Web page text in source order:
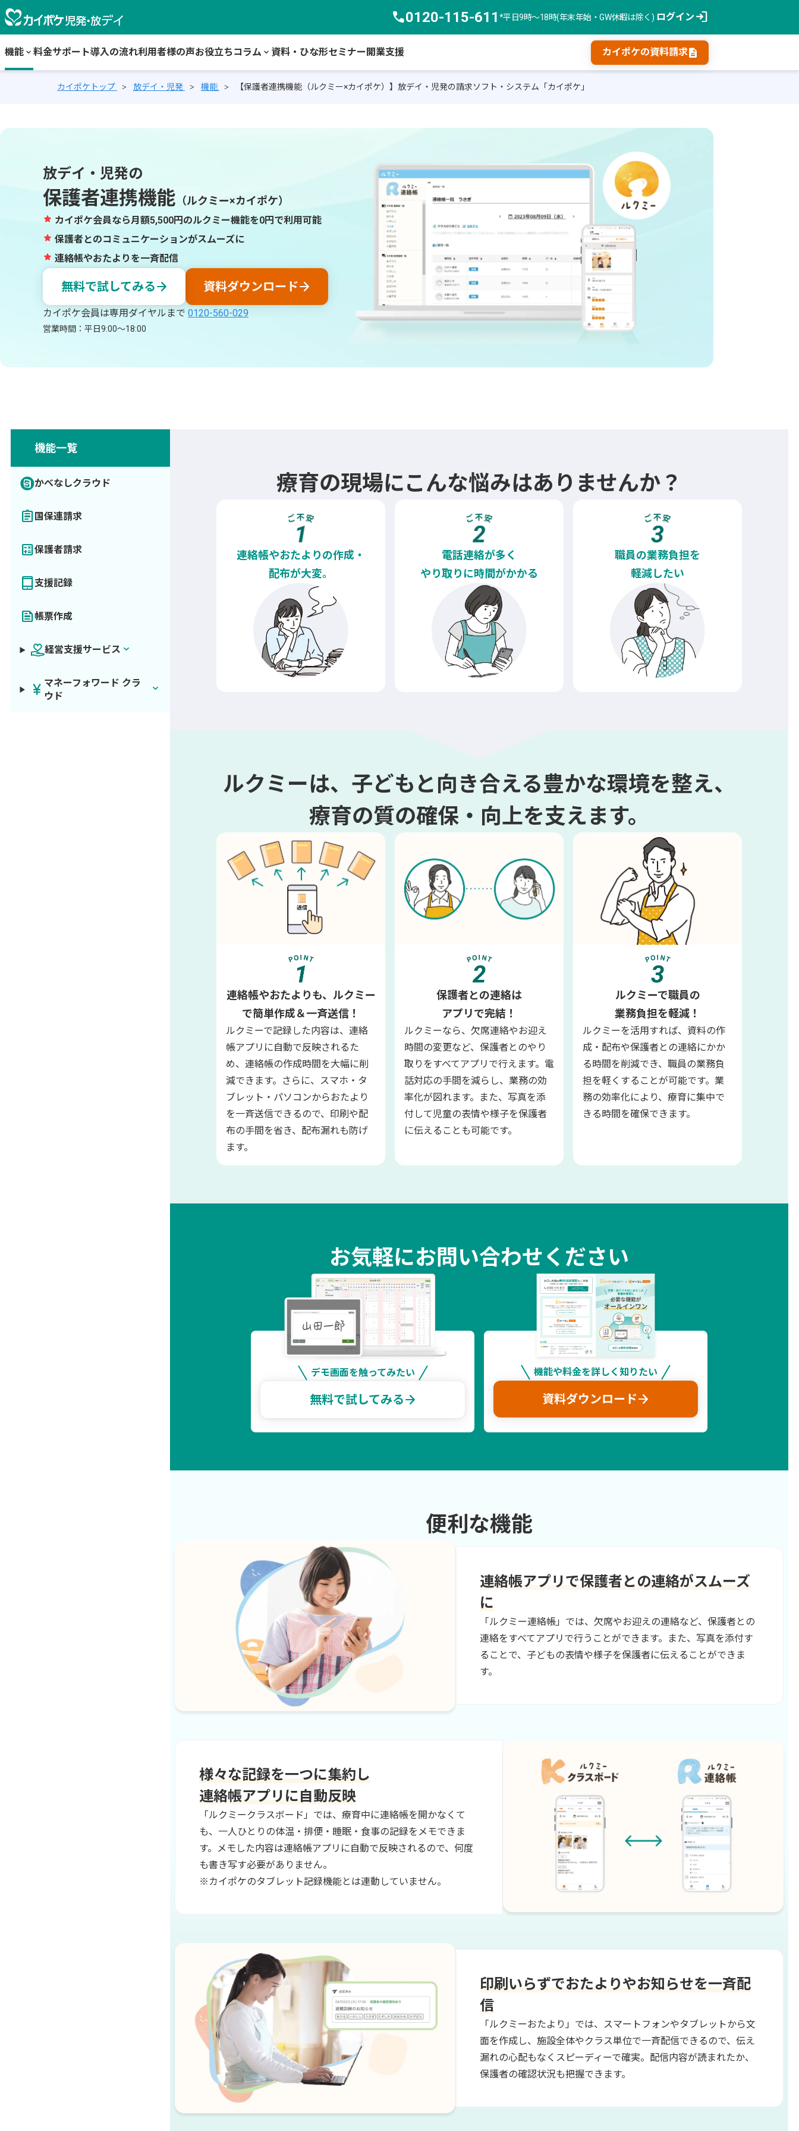
call0120-115-611 *平日9時〜18時(年末年始・GW休暇は除く) ログイン login
機能 keyboard_arrow_down 料金サポート導入の流れ利用者様の声お役立ちコラム keyboard_arrow_down 資料・ひな形セミナー 開業支援 カイポケの資料請求description
カイポケトップ 放デイ・児発 機能 【保護者連携機能（ルクミー×カイポケ）】放デイ・児発の請求ソフト・システム「カイポケ」
放デイ・児発の
保護者連携機能 （ルクミー×カイポケ）
star カイポケ会員なら月額5,500円のルクミー機能を0円で利用可能
star 保護者とのコミュニケーションがスムーズに
star 連絡帳やおたよりを一斉配信
資料ダウンロードarrow_forward
無料で試してみるarrow_forward
カイポケ会員は専用ダイヤルまで 0120-560-029
営業時間：平日9:00～18:00
機能一覧
かべなしクラウド
assignment 国保連請求
calculate保護者請求
tablet_mac 支援記録
news帳票作成
経営支援サービス keyboard_arrow_down
currency_yen マネーフォワード クラ
ウド
keyboard_arrow_down
療育の現場にこんな悩みはありませんか？
連絡帳やおたよりの作成・
配布が大変。
電話連絡が多く
やり取りに時間がかかる
職員の業務負担を
軽減したい
ルクミーは、子どもと向き合える豊かな環境を整え、
療育の質の確保・向上を支えます。
連絡帳やおたよりも、ルクミー
で簡単作成＆一斉送信！
ルクミーで記録した内容は、連絡
帳アプリに自動で反映されるた
め、連絡帳の作成時間を大幅に削
減できます。さらに、スマホ・タ
ブレット・パソコンからおたより
を一斉送信できるので、印刷や配
布の手間を省き、配布漏れも防げ
ます。
保護者との連絡は
アプリで完結！
ルクミーなら、欠席連絡やお迎え
時間の変更など、保護者とのやり
取りをすべてアプリで行えます。電
話対応の手間を減らし、業務の効
率化が図れます。また、写真を添
付して児童の表情や様子を保護者
に伝えることも可能です。
ルクミーで職員の
業務負担を軽減！
ルクミーを活用すれば、資料の作
成・配布や保護者との連絡にかか
る時間を削減でき、職員の業務負
担を軽くすることが可能です。業
務の効率化により、療育に集中で
きる時間を確保できます。
お気軽にお問い合わせください
デモ画面を触ってみたい
無料で試してみるarrow_forward
機能や料金を詳しく知りたい
資料ダウンロードarrow_forward
便利な機能
連絡帳アプリで保護者との連絡がスムーズ
に
「ルクミー連絡帳」では、欠席やお迎えの連絡など、保護者との
連絡をすべてアプリで行うことができます。また、写真を添付す
ることで、子どもの表情や様子を保護者に伝えることができま
す。
様々な記録を一つに集約し
連絡帳アプリに自動反映
「ルクミークラスボード」では、療育中に連絡帳を開かなくて
も、一人ひとりの体温・排便・睡眠・食事の記録をメモできま
す。メモした内容は連絡帳アプリに自動で反映されるので、何度
も書き写す必要がありません。
※カイポケのタブレット記録機能とは連動していません。
印刷いらずでおたよりやお知らせを一斉配
信
「ルクミーおたより」では、スマートフォンやタブレットから文
面を作成し、施設全体やクラス単位で一斉配信できるので、伝え
漏れの心配もなくスピーディーで確実。配信内容が読まれたか、
保護者の確認状況も把握できます。